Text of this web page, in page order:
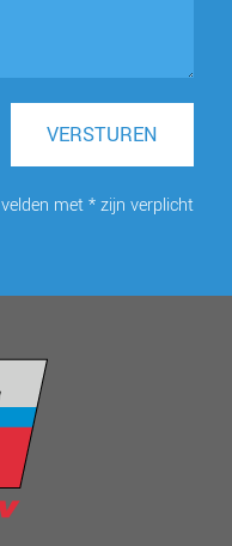
VERSTUREN
velden met * zijn verplicht